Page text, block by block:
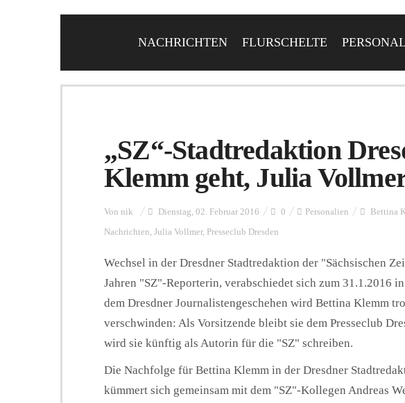
NACHRICHTEN FLURSCHELTE
„SZ“-Stadtredaktion
Klemm geht, Julia
Von nik Dienstag, 02. Februar 2016 0 Personalien Bettina
Nachrichten, Julia Vollmer, Presseclub Dresden
Wechsel in der Dresdner Stadtredaktion der "Sächsischen
Jahren "SZ"-Reporterin, verabschiedet sich zum 31.1.2016
dem Dresdner Journalistengeschehen wird Bettina Klemm
verschwinden: Als Vorsitzende bleibt sie dem Presseclub
wird sie künftig als Autorin für die "SZ" schreiben.
Die Nachfolge für Bettina Klemm in der Dresdner
kümmert sich gemeinsam mit dem "SZ"-Kollegen Andreas